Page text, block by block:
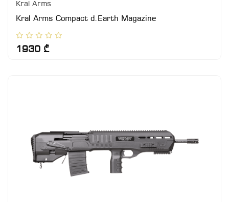
Kral Arms
Kral Arms Compact d.Earth Magazine
1930 ₾